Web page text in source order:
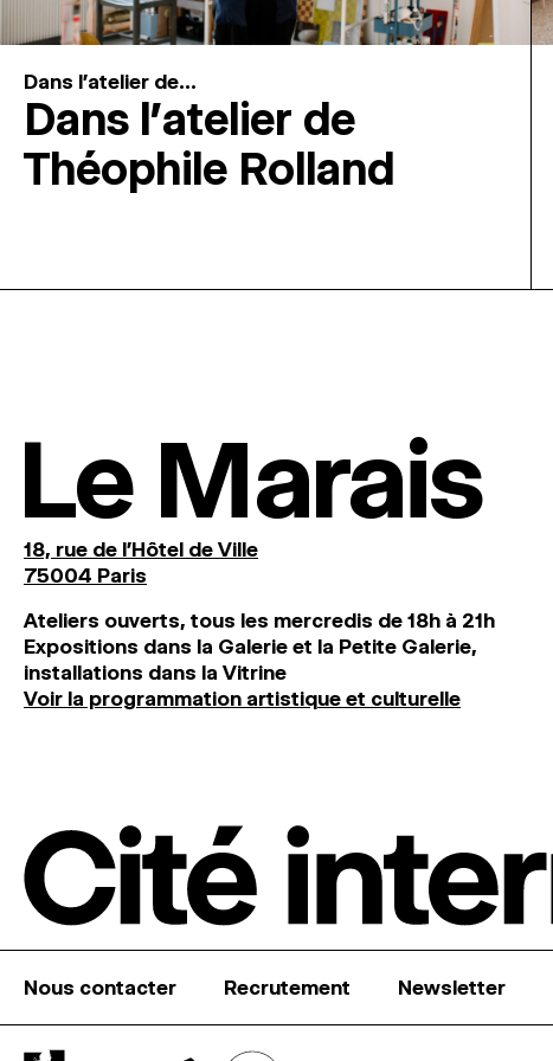
Dans l'atelier de...
Dans l’atelier de
Théophile Rolland
Le Marais
18, rue de l'Hôtel de Ville
75004 Paris
Ateliers ouverts, tous les mercredis de 18h à 21h
Expositions dans la Galerie et la Petite Galerie,
installations dans la Vitrine
Voir la programmation artistique et culturelle
Nous contacter Recrutement Newsletter